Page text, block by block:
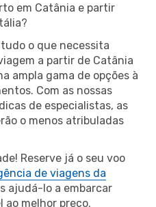
em Catânia e partir
o que necessita
a partir de Catânia
ampla gama de opções à
Com as nossas
de especialistas, as
o menos atribuladas
Reserve já o seu voo
de viagens da
ajudá-lo a embarcar
ao melhor preço.